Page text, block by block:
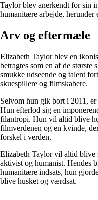
Taylor blev anerkendt for sin
humanitære arbejde,
Arv og eftermæle
Elizabeth Taylor blev en
betragtes som en af de største
smukke udseende og talent
skuespillere og filmskabere.
Selvom hun gik bort i 2011,
Hun efterlod sig en
filantropi. Hun vil altid blive
filmverdenen og en kvinde,
forskel i verden.
Elizabeth Taylor vil altid blive
aktivist og humanist. Hendes
humanitære indsats, hun
blive husket og værdsat.